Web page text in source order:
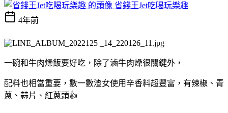
省錢王Jet吃喝玩樂趣
4年前
一碗和牛肉燥飯要好吃，除了滷牛肉燥很關鍵外，
配料也相當重要，數一數渣女使用辛香料超豐富，有辣椒、青
蔥、蒜片、紅蔥頭👍